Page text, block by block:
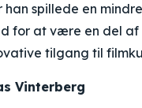
han spillede en
for at være en del
tilgang til
Vinterberg